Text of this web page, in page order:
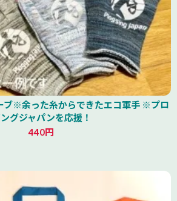
ブ※余った糸からできたエコ軍手 ※プロ
グジャパンを応援！
440円